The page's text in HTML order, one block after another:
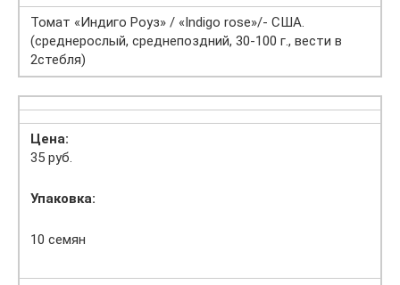
Томат «Индиго Роуз» / «Indigo rose»/- США.
(среднерослый, среднепоздний, 30-100 г., вести в
2стебля)
Цена:
35 руб.
Упаковка:
10 семян